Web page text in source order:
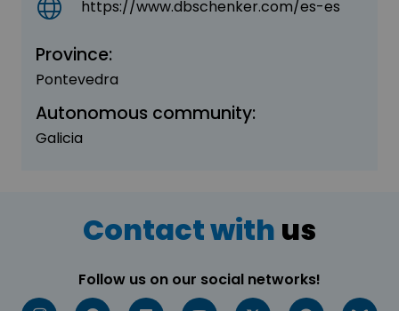
https://www.dbschenker.com/es-es
Province:
Pontevedra
Autonomous community:
Galicia
Contact with us
Follow us on our social networks!